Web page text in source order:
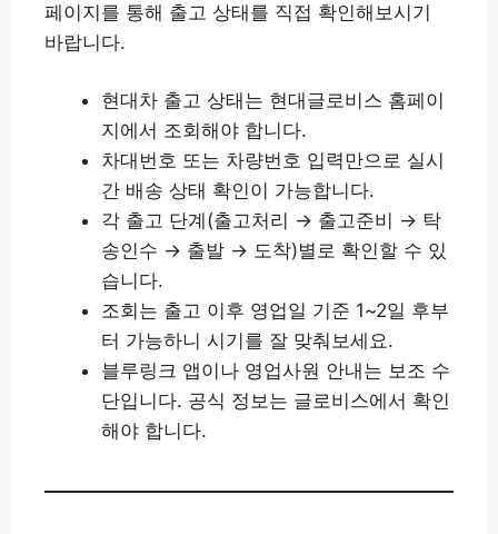
페이지를 통해 출고 상태를 직접 확인해보시기
바랍니다.
현대차 출고 상태는 현대글로비스 홈페이
지에서 조회해야 합니다.
차대번호 또는 차량번호 입력만으로 실시
간 배송 상태 확인이 가능합니다.
각 출고 단계(출고처리 → 출고준비 → 탁
송인수 → 출발 → 도착)별로 확인할 수 있
습니다.
조회는 출고 이후 영업일 기준 1~2일 후부
터 가능하니 시기를 잘 맞춰보세요.
블루링크 앱이나 영업사원 안내는 보조 수
단입니다. 공식 정보는 글로비스에서 확인
해야 합니다.